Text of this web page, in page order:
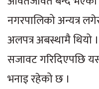
नगरपालिको अन्यत्र
अलपत्र अबस्थामै
सजावट गरिदिएपछि
भनाइ रहेको छ ।